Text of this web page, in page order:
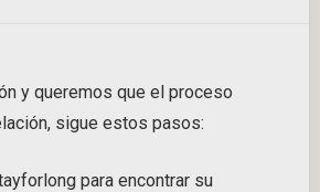
y queremos que el proceso
sigue estos pasos:
para encontrar su